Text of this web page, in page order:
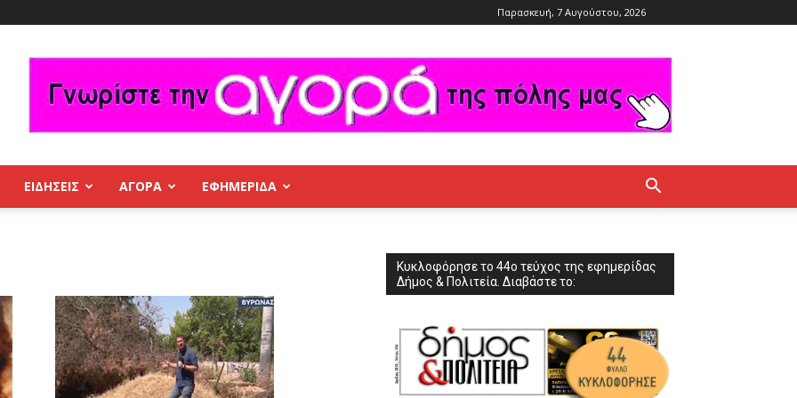
Παρασκευή, 7 Αυγούστου, 2026
ΕΙΔΗΣΕΙΣ ΑΓΟΡΑ ΕΦΗΜΕΡΊΔΑ
Κυκλοφόρησε το 44ο τεύχος της εφημερίδας
Δήμος & Πολιτεία. Διαβάστε το: